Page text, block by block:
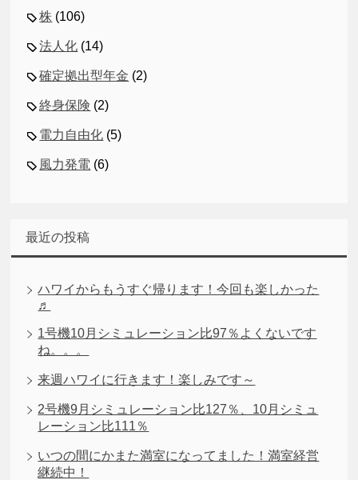
株 (106)
法人化 (14)
確定拠出型年金 (2)
終身保険 (2)
電力自由化 (5)
風力発電 (6)
最近の投稿
ハワイからもうすぐ帰ります！今回も楽しかった
♬
1号機10月シミュレーション比97％よくないです
ね。。。
来週ハワイに行きます！楽しみです～
2号機9月シミュレーション比127％、10月シミュ
レーション比111％
いつの間にかまた満室になってました！満室経営
継続中！